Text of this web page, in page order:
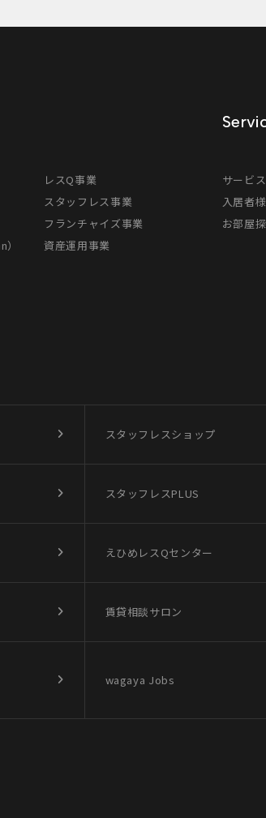
レスQ事業
スタッフレス事業
フランチャイズ事業
資産運用事業
サービ
入居者
お部屋
スタッフレスショップ
スタッフレスPLUS
えひめレスQセンター
賃貸相談サロン
wagaya Jobs